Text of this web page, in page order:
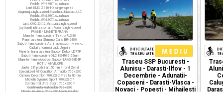
Traseu SSP Bucuresti -
Alunisu - Darasti-Ilfov - 1
Decembrie - Adunatii-
Copaceni - Darasti-Vlasca -
Novaci - Popesti - Mihailesti
Pedale VP-398T cu ratrape
Lant KMC Z510-HX single-speed
Angrenaj single speed Prowheel Hipster 44T
Pedale VP-399T cu ratrape
Pedale VP-397T cu ratrape
Lant KMC Z410 Ventura single-speed
(optional) Intinzator lant Force single-speed
FRANE / MANETE FRANA
Manete frana cursiera Tektro RL340
Frane cursiera Shimano Claris BR-2400
Saboti frana cursiera AshimaARS72CR-M-HU-AL
Cabluri si camasi cablu Jagwire
Manete frana cursiera Saccon Dekor LD77P
Saboti frana cursiera XLC BS-R05 55mm
Manete frana ciclocros Saccon LRA329D4P
ROTI / ANVELOPE
Jante 28" profil inalt 50mm / fond Zefal
Specialized All Condition Armadillo 700x23C
Camere Decathlon 700x23C Presta 80mm
Michelin Dynamic Sport 700x23C *
Continental Ultra Sport 700x23C *
Continental Gatorskin 700x23C